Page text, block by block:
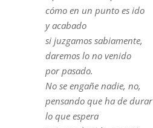
cómo en un punto es ido
y acabado
si juzgamos sabiamente,
daremos lo no venido
por pasado.
No se engañe nadie, no,
pensando que ha de durar
lo que espera